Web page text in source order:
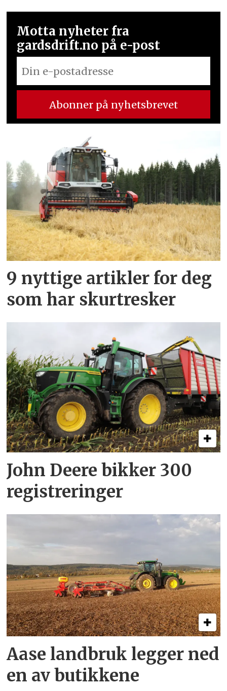
Motta nyheter fra
gardsdrift.no på e-post
9 nyttige artikler for deg
som har skurtresker
John Deere bikker 300
registreringer
Aase landbruk legger ned
en av butikkene